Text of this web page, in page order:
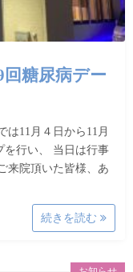
糖尿病デー
は11月４日から11月
を行い、 当日は行事
来院頂いた皆様、あ
続きを読む